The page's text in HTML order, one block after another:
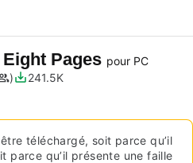
Pages pour PC
241.5K
téléchargé, soit parce qu’il
parce qu’il présente une faille